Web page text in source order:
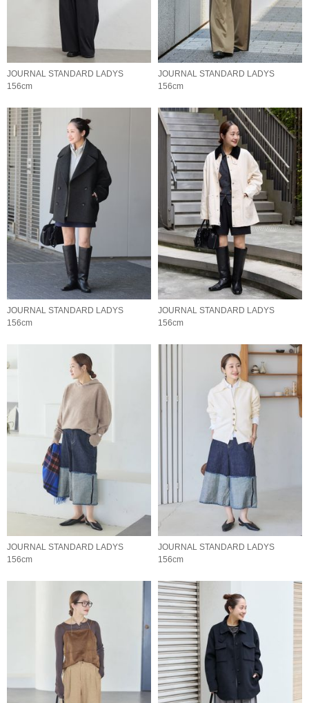
JOURNAL STANDARD LADYS
156cm
JOURNAL STANDARD LADYS
156cm
JOURNAL STANDARD LADYS
156cm
JOURNAL STANDARD LADYS
156cm
JOURNAL STANDARD LADYS
156cm
JOURNAL STANDARD LADYS
156cm